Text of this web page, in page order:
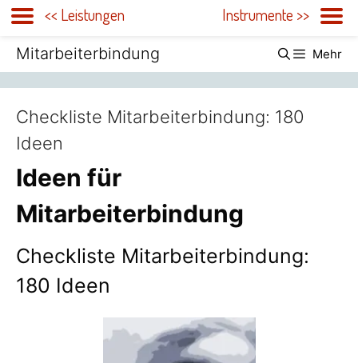
Zum
springen
Mitarbeiterbindung Mehr
Checkliste Mitarbeiterbindung: 180
Ideen
Ideen für
Mitarbeiterbindung
Checkliste Mitarbeiterbindung:
180 Ideen
<< Leistungen Instrumente >>